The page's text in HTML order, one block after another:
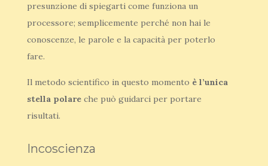
presunzione di spiegarti come funziona un
processore; semplicemente perché non hai le
conoscenze, le parole e la capacità per poterlo
fare.
Il metodo scientifico in questo momento è l’unica
stella polare che può guidarci per portare
risultati.
Incoscienza